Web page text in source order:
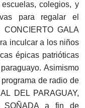
colegios, y
para regalar el
GALA
inculcar a los niños
épicas patrióticas
Asimismo
de radio de
DEL PARAGUAY,
SOÑADA a fin de